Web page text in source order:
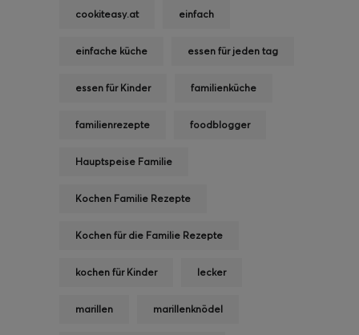
cookiteasy.at einfach
einfache küche essen für jeden tag
essen für Kinder familienküche
familienrezepte foodblogger
Hauptspeise Familie
Kochen Familie Rezepte
Kochen für die Familie Rezepte
kochen für Kinder lecker
marillen marillenknödel